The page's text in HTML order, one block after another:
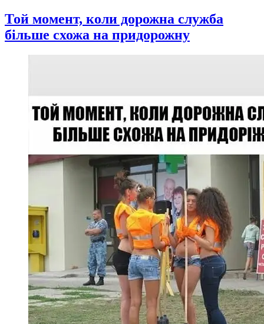
Той момент, коли дорожна служба
більше схожа на придорожну